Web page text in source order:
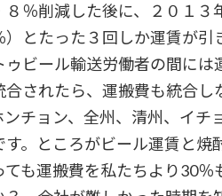
％削減した後に、２０１３
）とたった３回しか運賃が
ビール輸送労働者の間には
合されたら、運搬費も統合
チョン、全州、清州、イチ
。ところがビール運賃と
も運搬費を私たちより30